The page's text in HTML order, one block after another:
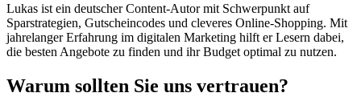
Lukas ist ein deutscher Content-Autor mit Schwerpunkt auf
Sparstrategien, Gutscheincodes und cleveres Online-Shopping. Mit
jahrelanger Erfahrung im digitalen Marketing hilft er Lesern dabei,
die besten Angebote zu finden und ihr Budget optimal zu nutzen.
Warum sollten Sie uns vertrauen?